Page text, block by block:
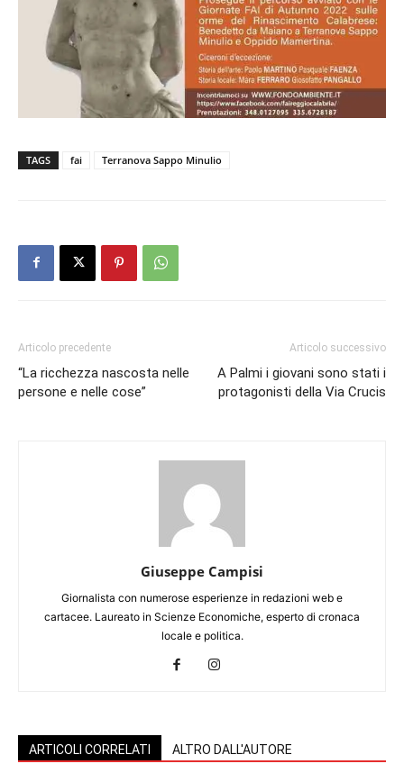
TAGS fai Terranova Sappo Minulio
Articolo precedente
“La ricchezza nascosta nelle
persone e nelle cose”
Articolo successivo
A Palmi i giovani sono stati i
protagonisti della Via Crucis
Giuseppe Campisi
Giornalista con numerose esperienze in redazioni web e
cartacee. Laureato in Scienze Economiche, esperto di cronaca
locale e politica.
ARTICOLI CORRELATI ALTRO DALL'AUTORE